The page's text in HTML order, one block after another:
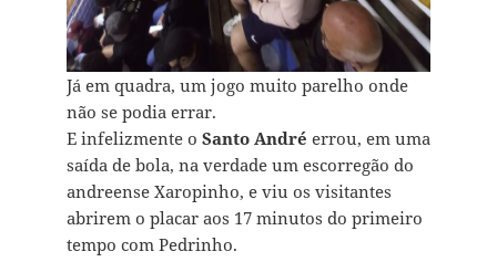
Já em quadra, um jogo muito parelho onde
não se podia errar.
E infelizmente o Santo André errou, em uma
saída de bola, na verdade um escorregão do
andreense Xaropinho, e viu os visitantes
abrirem o placar aos 17 minutos do primeiro
tempo com Pedrinho.